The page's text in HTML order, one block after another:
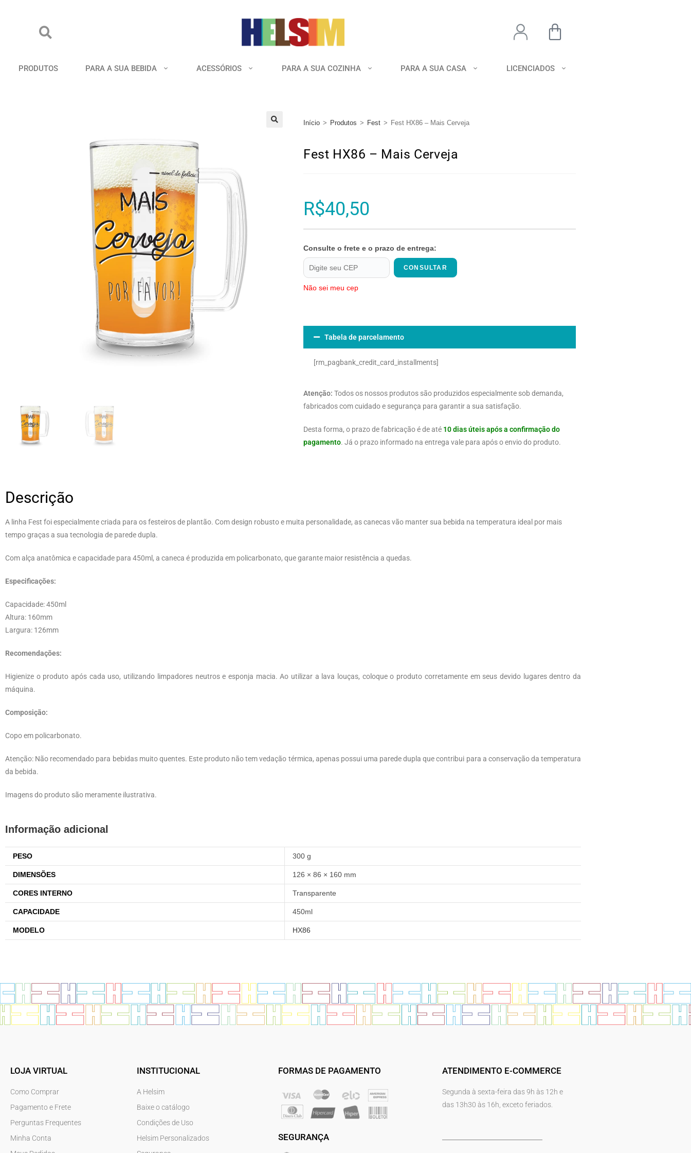
PRODUTOS PARA A SUA BEBIDA ACESSÓRIOS PARA A SUA COZINHA PARA A SUA CASA LICENCIADOS
Início > Produtos > Fest > Fest HX86 – Mais Cerveja
Fest HX86 – Mais Cerveja
R$40,50
Consulte o frete e o prazo de entrega:
CONSULTAR
Não sei meu cep
Tabela de parcelamento
[rm_pagbank_credit_card_installments]
Atenção: Todos os nossos produtos são produzidos especialmente sob demanda,
fabricados com cuidado e segurança para garantir a sua satisfação.
Desta forma, o prazo de fabricação é de até 10 dias úteis após a confirmação do
pagamento. Já o prazo informado na entrega vale para após o envio do produto.
Descrição
A linha Fest foi especialmente criada para os festeiros de plantão. Com design robusto e muita personalidade, as canecas vão manter sua bebida na temperatura ideal por mais
tempo graças a sua tecnologia de parede dupla.
Com alça anatômica e capacidade para 450ml, a caneca é produzida em policarbonato, que garante maior resistência a quedas.
Especificações:
Capacidade: 450ml
Altura: 160mm
Largura: 126mm
Recomendações:
Higienize o produto após cada uso, utilizando limpadores neutros e esponja macia. Ao utilizar a lava louças, coloque o produto corretamente em seus devido lugares dentro da
máquina.
Composição:
Copo em policarbonato.
Atenção: Não recomendado para bebidas muito quentes. Este produto não tem vedação térmica, apenas possui uma parede dupla que contribui para a conservação da temperatura
da bebida.
Imagens do produto são meramente ilustrativa.
Informação adicional
PESO 300 g
DIMENSÕES 126 × 86 × 160 mm
CORES INTERNO Transparente
CAPACIDADE 450ml
MODELO HX86
LOJA VIRTUAL
Como Comprar
Pagamento e Frete
Perguntas Frequentes
Minha Conta
INSTITUCIONAL
A Helsim
Baixe o catálogo
Condições de Uso
Helsim Personalizados
FORMAS DE PAGAMENTO
SEGURANÇA
ATENDIMENTO E-COMMERCE
Segunda à sexta-feira das 9h às 12h e
das 13h30 às 16h, exceto feriados.